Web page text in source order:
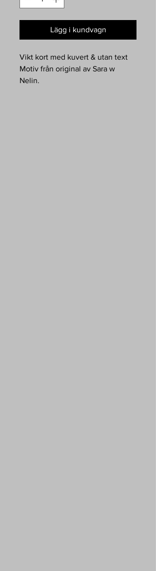
Lägg i kundvagn
Vikt kort med kuvert & utan text
Motiv från original av Sara w
Nelin.